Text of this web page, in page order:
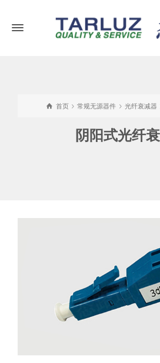
首页 常规无源器件 光纤衰减器
阴阳式光纤